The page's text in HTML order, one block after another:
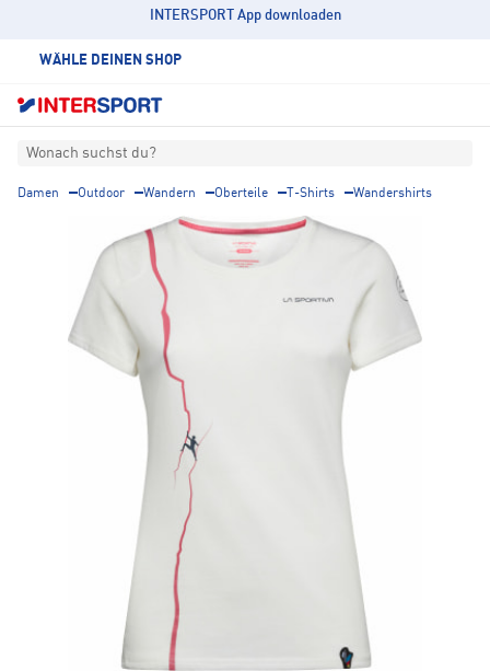
INTERSPORT App downloaden
WÄHLE DEINEN SHOP
Wonach suchst du?
Damen Outdoor Wandern Oberteile T-Shirts Wandershirts